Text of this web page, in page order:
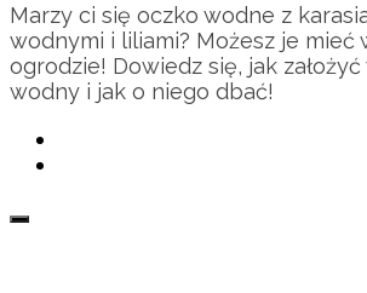
Marzy ci się oczko wodne z
wodnymi i liliami? Możesz je mieć
ogrodzie! Dowiedz się, jak
wodny i jak o niego dbać!